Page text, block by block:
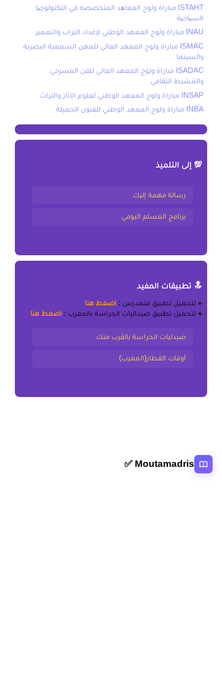
ISTAHT مباراة ولوج المعاھد المتخصصة في التكنولوجیا
السیاحیة
INAU مباراة ولوج المعهد الوطني لإعداد التراب والتعمير
ISMAC مباراة ولوج المعهد العالي للمهن السمعية البصرية
والسينما
ISADAC مباراة ولوج المعهد العالي للفن المسرحي
والتنشيط الثقافي
INSAP مباراة ولوج المعهد الوطني لعلوم الآثار والتراث
INBA مباراة ولوج المعهد الوطني للفنون الجميلة
💯 إلى التلميذ
رسالة مهمة إليك
برنامج المسلم اليومي
🔝 تطبيقات المفيد
● لتحميل تطبيق متمدرس : اضغط هنا
● لتحميل تطبيق صيداليات الحراسة بالمغرب : اضغط هنا
صيدليات الحراسة بالقرب منك
أوقات القطار(المغرب)
Moutamadris ✅